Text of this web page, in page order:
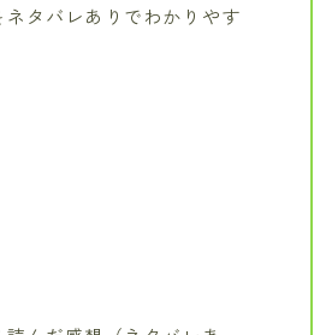
ネタバレありでわかりやす